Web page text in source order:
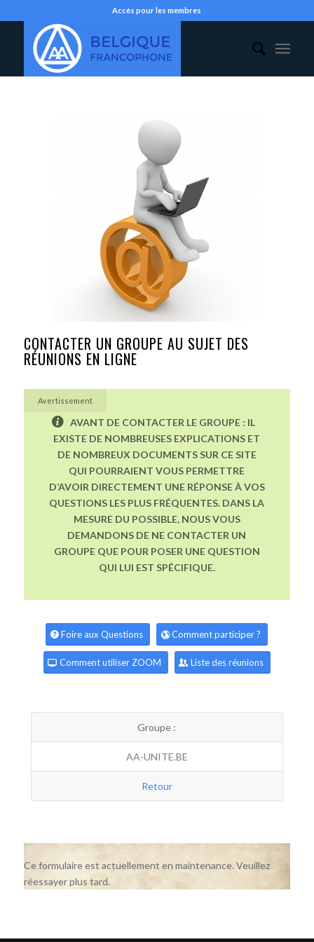
Accès pour les membres
CONTACTER UN GROUPE AU SUJET DES
RÉUNIONS EN LIGNE
Avertissement
AVANT DE CONTACTER LE GROUPE : IL
EXISTE DE NOMBREUSES EXPLICATIONS ET
DE NOMBREUX DOCUMENTS SUR CE SITE
QUI POURRAIENT VOUS PERMETTRE
D’AVOIR DIRECTEMENT UNE RÉPONSE À VOS
QUESTIONS LES PLUS FRÉQUENTES. DANS LA
MESURE DU POSSIBLE, NOUS VOUS
DEMANDONS DE NE CONTACTER UN
GROUPE QUE POUR POSER UNE QUESTION
QUI LUI EST SPÉCIFIQUE.
Foire aux Questions Comment participer ?
Comment utiliser ZOOM Liste des réunions
Groupe :
AA-UNITE.BE
Retour
Ce formulaire est actuellement en maintenance. Veuillez
réessayer plus tard.